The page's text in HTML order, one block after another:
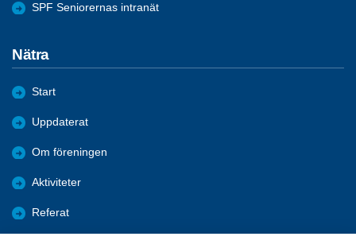
SPF Seniorernas intranät
Nätra
Start
Uppdaterat
Om föreningen
Aktiviteter
Referat